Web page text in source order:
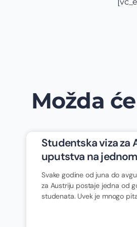
Možda
Studentska viza za
uputstva na
Svake godine od juna do
za Austriju postaje jedna od
studenata. Uvek je mnogo